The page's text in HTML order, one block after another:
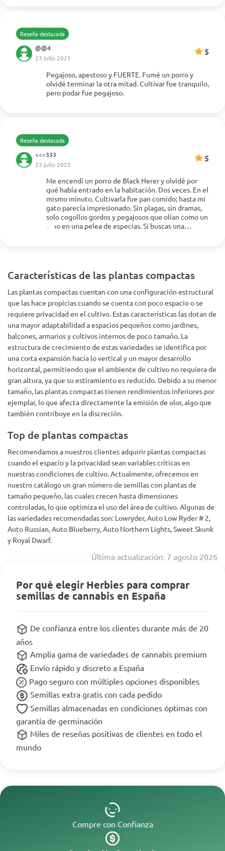
Reseña destacada
@@4
23 julio 2025
5
Pegajoso, apestoso y FUERTE. Fumé un porro y
olvidé terminar la otra mitad. Cultivar fue tranquilo,
pero podar fue pegajoso.
Mostrar más
Reseña destacada
<<<333
23 julio 2025
5
Me encendí un porro de Black Herer y olvidé por
qué había entrado en la habitación. Dos veces. En el
mismo minuto. Cultivarla fue pan comido; hasta mi
gato parecía impresionado. Sin plagas, sin dramas,
solo cogollos gordos y pegajosos que olían como un
pino en una pelea de especias. Si buscas una
Mostrar más
Características de las plantas compactas
Las plantas compactas cuentan con una configuración estructural
que las hace propicias cuando se cuenta con poco espacio o se
requiere privacidad en el cultivo. Estas características las dotan de
una mayor adaptabilidad a espacios pequeños como jardines,
balcones, armarios y cultivos internos de poco tamaño. La
estructura de crecimiento de estas variedades se identifica por
una corta expansión hacia lo vertical y un mayor desarrollo
horizontal, permitiendo que el ambiente de cultivo no requiera de
gran altura, ya que su estiramiento es reducido. Debido a su menor
tamaño, las plantas compactas tienen rendimientos inferiores por
ejemplar, lo que afecta directamente la emisión de olor, algo que
también contribuye en la discreción.
Top de plantas compactas
Recomendamos a nuestros clientes adquirir plantas compactas
cuando el espacio y la privacidad sean variables críticas en
nuestras condiciones de cultivo. Actualmente, ofrecemos en
nuestro catálogo un gran número de semillas con plantas de
tamaño pequeño, las cuales crecen hasta dimensiones
controladas, lo que optimiza el uso del área de cultivo. Algunas de
las variedades recomendadas son: Lowryder, Auto Low Ryder # 2,
Auto Russian, Auto Blueberry, Auto Northern Lights, Sweet Skunk
y Royal Dwarf.
Última actualización: 7 agosto 2026
Por qué elegir Herbies para comprar
semillas de cannabis en España
De confianza entre los clientes durante más de 20
años
Amplia gama de variedades de cannabis premium
Envío rápido y discreto a España
Pago seguro con múltiples opciones disponibles
Semillas extra gratis con cada pedido
Semillas almacenadas en condiciones óptimas con
garantía de germinación
Miles de reseñas positivas de clientes en todo el
mundo
Compre con Confianza